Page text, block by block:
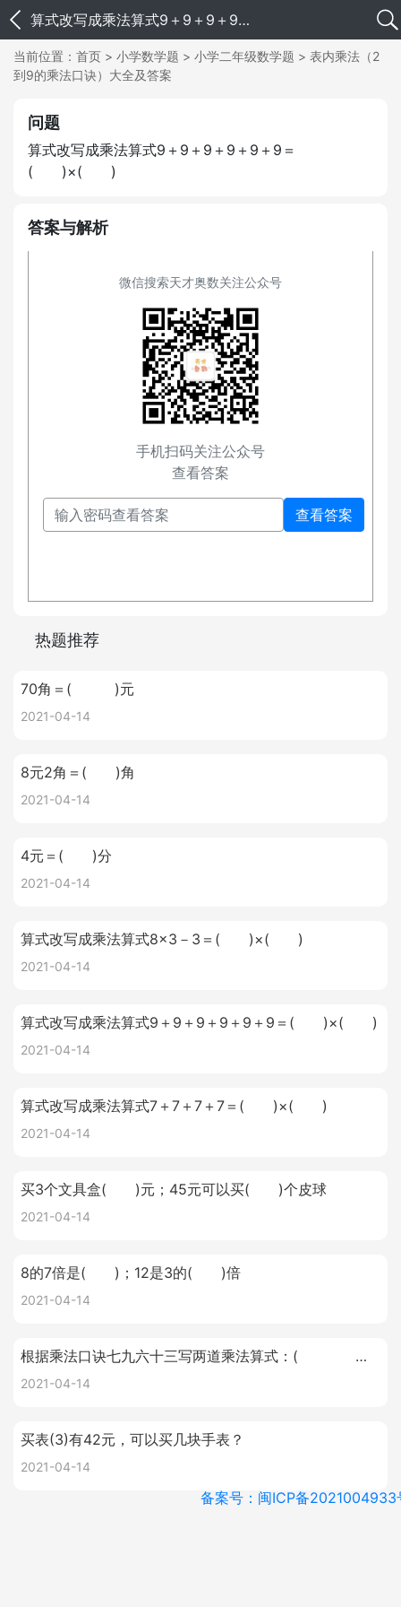
算式改写成乘法算式9＋9＋9＋9＋9＋9＝( )×( )
当前位置： 首页 > 小学数学题 > 小学二年级数学题 > 表内乘法（2
到9的乘法口诀）大全及答案
问题
算式改写成乘法算式9＋9＋9＋9＋9＋9＝
( )×( )
答案与解析
微信搜索天才奥数关注公众号
手机扫码关注公众号
查看答案
查看答案
热题推荐
70角＝( )元
2021-04-14
8元2角＝( )角
2021-04-14
4元＝( )分
2021-04-14
算式改写成乘法算式8×3－3＝( )×( )
2021-04-14
算式改写成乘法算式9＋9＋9＋9＋9＋9＝( )×( )
2021-04-14
算式改写成乘法算式7＋7＋7＋7＝( )×( )
2021-04-14
买3个文具盒( )元；45元可以买( )个皮球
2021-04-14
8的7倍是( )；12是3的( )倍
2021-04-14
根据乘法口诀七九六十三写两道乘法算式：( )、( )。
2021-04-14
买表(3)有42元，可以买几块手表？
2021-04-14
备案号：闽ICP备2021004933